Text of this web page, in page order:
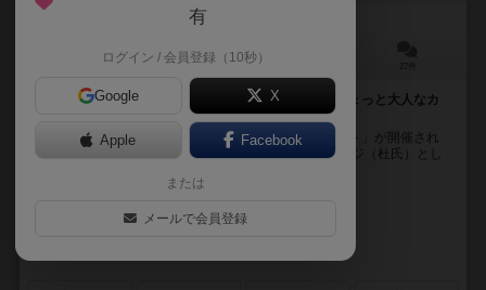
15～20分
日本酒の種類やトリビア、楽しみ方も散りばめた、ちょっと大人なカ
日本で世界中の神さまが集う「神さまへべれけサミット」が開催され
ることになりました。 プレイヤーたちは名だたるトージ（杜氏）とし
有
ログイン / 会員登録（10秒）
Google X
Apple Facebook
または
メールで会員登録